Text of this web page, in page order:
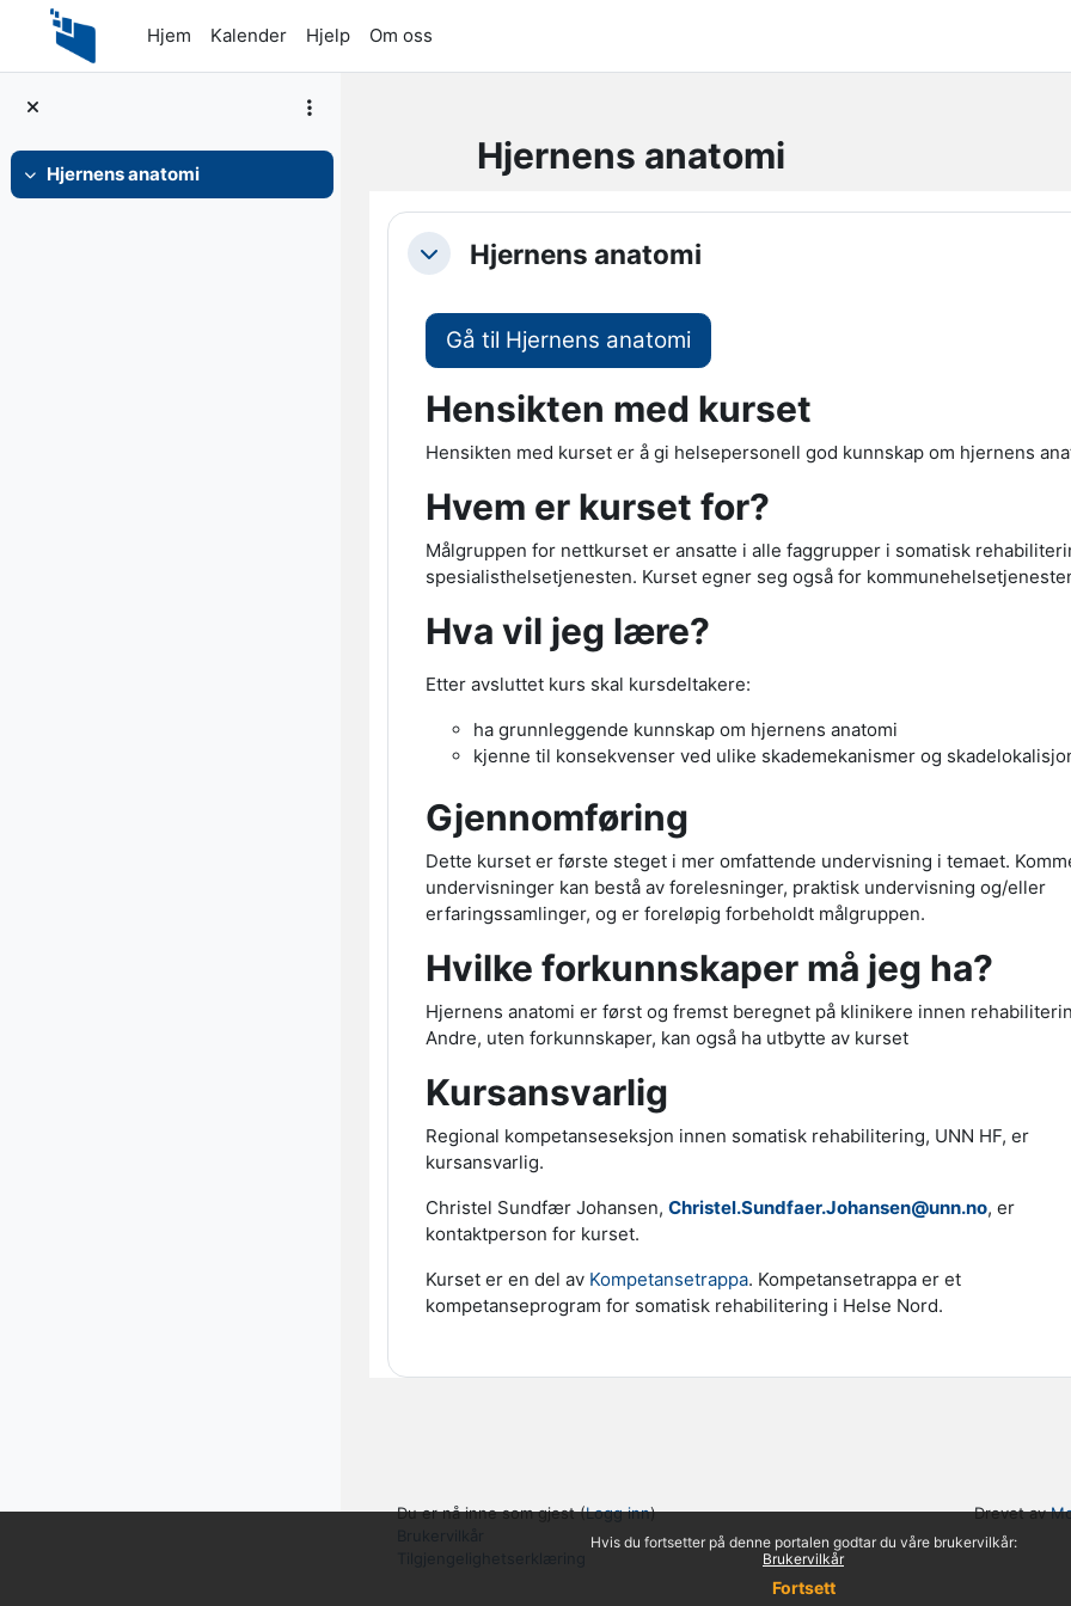
Gå til hovedinnhold
Hvis du fortsetter på denne portalen godtar du våre brukervilkår:
Brukervilkår
Fortsett
Hjem Kalender Hjelp Om oss
SkjulHjernens anatomi
Hjernens anatomi
Seksjonsoversikt
Skjul Hjernens anatomi
Gå til Hjernens anatomi
Hensikten med kurset
Hensikten med kurset er å gi helsepersonell god kunnskap om hjernens
Hvem er kurset for?
Målgruppen for nettkurset er ansatte i alle faggrupper i somatisk
spesialisthelsetjenesten. Kurset egner seg også for
Hva vil jeg lære?
Etter avsluttet kurs skal kursdeltakere:
ha grunnleggende kunnskap om hjernens anatomi
kjenne til konsekvenser ved ulike skademekanismer og
Gjennomføring
Dette kurset er første steget i mer omfattende undervisning i temaet.
undervisninger kan bestå av forelesninger, praktisk undervisning og/eller
erfaringssamlinger, og er foreløpig forbeholdt målgruppen.
Hvilke forkunnskaper må jeg ha?
Hjernens anatomi er først og fremst beregnet på klinikere innen
Andre, uten forkunnskaper, kan også ha utbytte av kurset
Kursansvarlig
Regional kompetanseseksjon innen somatisk rehabilitering, UNN HF, er
kursansvarlig.
Christel Sundfær Johansen, Christel.Sundfaer.Johansen@unn.no, er
kontaktperson for kurset.
Kurset er en del av Kompetansetrappa. Kompetansetrappa er et
kompetanseprogram for somatisk rehabilitering i Helse Nord.
Du er nå inne som gjest (Logg inn)
Brukervilkår
Tilgjengelighetserklæring
Drevet av